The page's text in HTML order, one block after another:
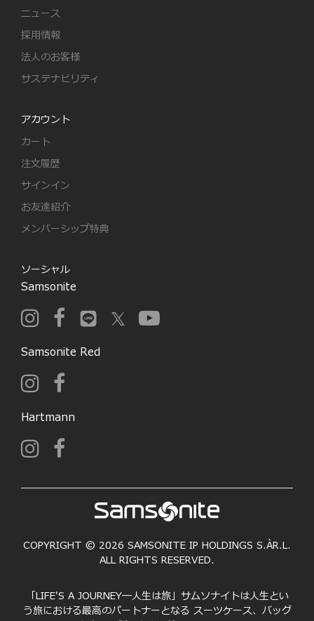
ニュース
採用情報
法人のお客様
サステナビリティ
アカウント
カート
注文履歴
サインイン
お友達紹介
メンバーシップ特典
ソーシャル
Samsonite
Samsonite Red
Hartmann
COPYRIGHT © 2026 SAMSONITE IP HOLDINGS S.ÀR.L.
ALL RIGHTS RESERVED.
「LIFE'S A JOURNEY―人生は旅」サムソナイトは人生とい
う旅における最高のパートナーとなる スーツケース、バッグ